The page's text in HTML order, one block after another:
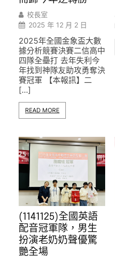
校長室
2025 年 12 月 2 日
2025年全國金象盃大數
據分析競賽決賽二信高中
四隊全壘打 去年失利今
年找到神隊友助攻勇奪決
賽冠軍 【本報訊】二
[…]
READ MORE
(1141125)全國英語
配音冠軍隊，男生
扮演老奶奶聲優驚
艷全場